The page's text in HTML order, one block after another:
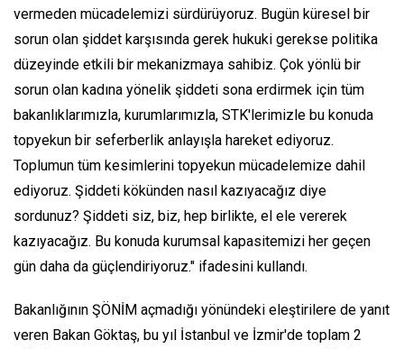
vermeden mücadelemizi sürdürüyoruz. Bugün küresel bir
sorun olan şiddet karşısında gerek hukuki gerekse politika
düzeyinde etkili bir mekanizmaya sahibiz. Çok yönlü bir
sorun olan kadına yönelik şiddeti sona erdirmek için tüm
bakanlıklarımızla, kurumlarımızla, STK'lerimizle bu konuda
topyekun bir seferberlik anlayışla hareket ediyoruz.
Toplumun tüm kesimlerini topyekun mücadelemize dahil
ediyoruz. Şiddeti kökünden nasıl kazıyacağız diye
sordunuz? Şiddeti siz, biz, hep birlikte, el ele vererek
kazıyacağız. Bu konuda kurumsal kapasitemizi her geçen
gün daha da güçlendiriyoruz." ifadesini kullandı.
Bakanlığının ŞÖNİM açmadığı yönündeki eleştirilere de yanıt
veren Bakan Göktaş, bu yıl İstanbul ve İzmir'de toplam 2